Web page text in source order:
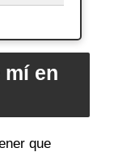
en
que